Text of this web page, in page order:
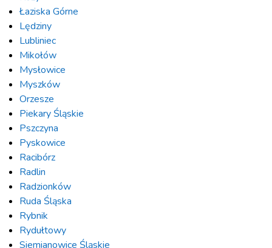
Łaziska Górne
Lędziny
Lubliniec
Mikołów
Mysłowice
Myszków
Orzesze
Piekary Śląskie
Pszczyna
Pyskowice
Racibórz
Radlin
Radzionków
Ruda Śląska
Rybnik
Rydułtowy
Siemianowice Śląskie